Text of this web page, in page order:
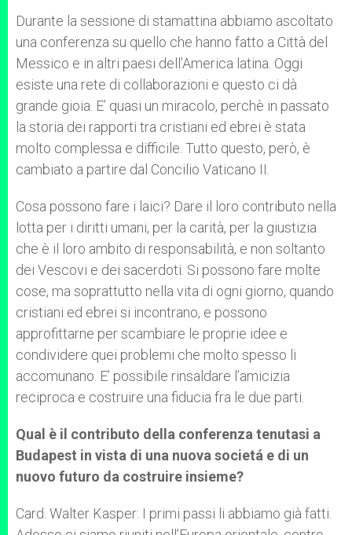
Durante la sessione di stamattina abbiamo ascoltato
una conferenza su quello che hanno fatto a Città del
Messico e in altri paesi dell’America latina. Oggi
esiste una rete di collaborazioni e questo ci dà
grande gioia. E’ quasi un miracolo, perchè in passato
la storia dei rapporti tra cristiani ed ebrei è stata
molto complessa e difficile. Tutto questo, però, è
cambiato a partire dal Concilio Vaticano II.
Cosa possono fare i laici? Dare il loro contributo nella
lotta per i diritti umani, per la carità, per la giustizia
che è il loro ambito di responsabilità, e non soltanto
dei Vescovi e dei sacerdoti. Si possono fare molte
cose, ma soprattutto nella vita di ogni giorno, quando
cristiani ed ebrei si incontrano, e possono
approfittarne per scambiare le proprie idee e
condividere quei problemi che molto spesso li
accomunano. E’ possibile rinsaldare l’amicizia
reciproca e costruire una fiducia fra le due parti.
Qual è il contributo della conferenza tenutasi a
Budapest in vista di una nuova societá e di un
nuovo futuro da costruire insieme?
Card. Walter Kasper: I primi passi li abbiamo già fatti.